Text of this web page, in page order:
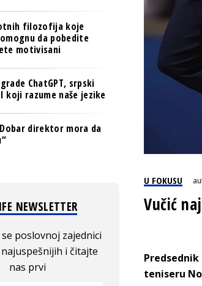
PULS REGIONA
NOVO NA RAFU
U FOKUSU
Vučić
teniseru
filozofija koje
da pobedite
motivisani
ChatGPT, srpski
koji razume naše jezike
direktor mora da
NEWSLETTER
poslovnoj zajednici
i čitajte
nas prvi